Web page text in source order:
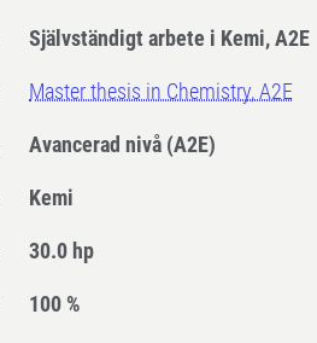
Självständigt arbete i Kemi, A2E
Master thesis in Chemistry, A2E
Avancerad nivå (A2E)
Kemi
30.0 hp
100 %